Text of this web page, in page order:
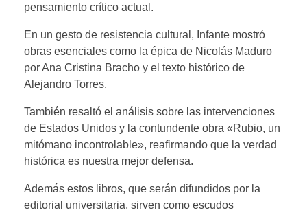
pensamiento crítico actual.
En un gesto de resistencia cultural, Infante mostró
obras esenciales como la épica de Nicolás Maduro
por Ana Cristina Bracho y el texto histórico de
Alejandro Torres.
También resaltó el análisis sobre las intervenciones
de Estados Unidos y la contundente obra «Rubio, un
mitómano incontrolable», reafirmando que la verdad
histórica es nuestra mejor defensa.
Además estos libros, que serán difundidos por la
editorial universitaria, sirven como escudos